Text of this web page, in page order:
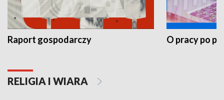
Raport gospodarczy O pracy po
RELIGIA I WIARA